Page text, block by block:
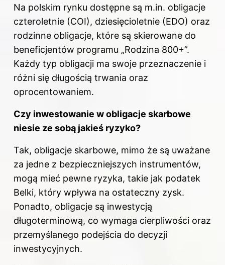
Na polskim rynku dostępne są m.in. obligacje
czteroletnie (COI), dziesięcioletnie (EDO) oraz
rodzinne obligacje, które są skierowane do
beneficjentów programu „Rodzina 800+”.
Każdy typ obligacji ma swoje przeznaczenie i
różni się długością trwania oraz
oprocentowaniem.
Czy inwestowanie w obligacje skarbowe
niesie ze sobą jakieś ryzyko?
Tak, obligacje skarbowe, mimo że są uważane
za jedne z bezpieczniejszych instrumentów,
mogą mieć pewne ryzyka, takie jak podatek
Belki, który wpływa na ostateczny zysk.
Ponadto, obligacje są inwestycją
długoterminową, co wymaga cierpliwości oraz
przemyślanego podejścia do decyzji
inwestycyjnych.